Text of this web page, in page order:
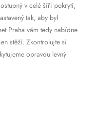
v celé šíři pokrytí,
tak, aby byl
Praha vám tedy nabídne
stěží. Zkontrolujte si
opravdu levný